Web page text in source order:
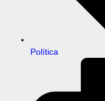
Política